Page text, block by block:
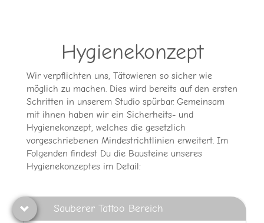
Hygienekonzept
Wir verpflichten uns, Tätowieren so sicher wie
möglich zu machen. Dies wird bereits auf den ersten
Schritten in unserem Studio spürbar. Gemeinsam
mit ihnen haben wir ein Sicherheits- und
Hygienekonzept, welches die gesetzlich
vorgeschriebenen Mindestrichtlinien erweitert. Im
Folgenden findest Du die Bausteine unseres
Hygienekonzeptes im Detail:
Sauberer Tattoo Bereich